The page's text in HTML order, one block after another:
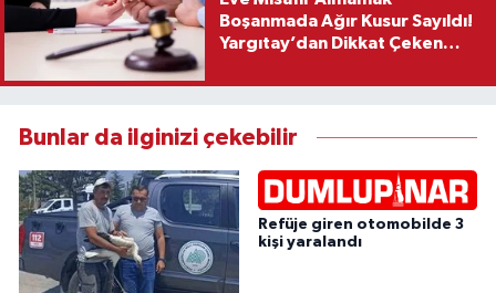
Boşanmada Ağır Kusur Sayıldı!
Yargıtay’dan Dikkat Çeken
Bunlar da ilginizi çekebilir
Refüje giren otomobilde 3
kişi yaralandı